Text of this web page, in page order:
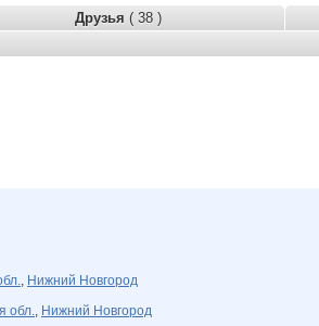
Друзья ( 38 )
, Нижний Новгород
обл., Нижний Новгород